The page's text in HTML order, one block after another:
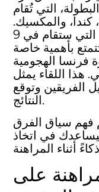
التي تُقام
كندا، والمكسيك.
المباراة بين فرنسا والمغرب، التي ستقام في 9
تتمتع بأهمية خاصة
فرنسا الهجومية
هذا اللقاء يمثل
الفريقين وتوقع
النتائج.
فهم سياق الفرق
في اتخاذ
على